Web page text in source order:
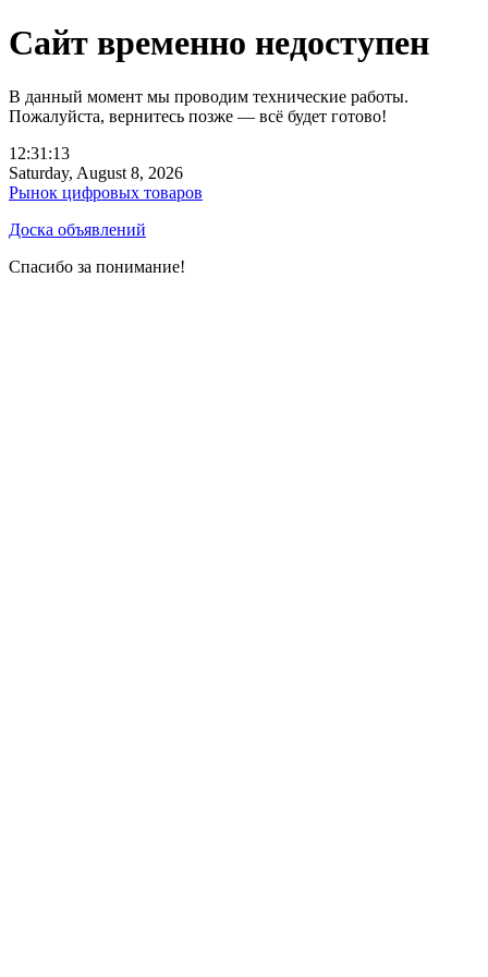
Сайт временно недоступен
В данный момент мы проводим технические работы.
Пожалуйста, вернитесь позже — всё будет готово!
12:31:13
Saturday, August 8, 2026
Рынок цифровых товаров
Доска объявлений
Спасибо за понимание!